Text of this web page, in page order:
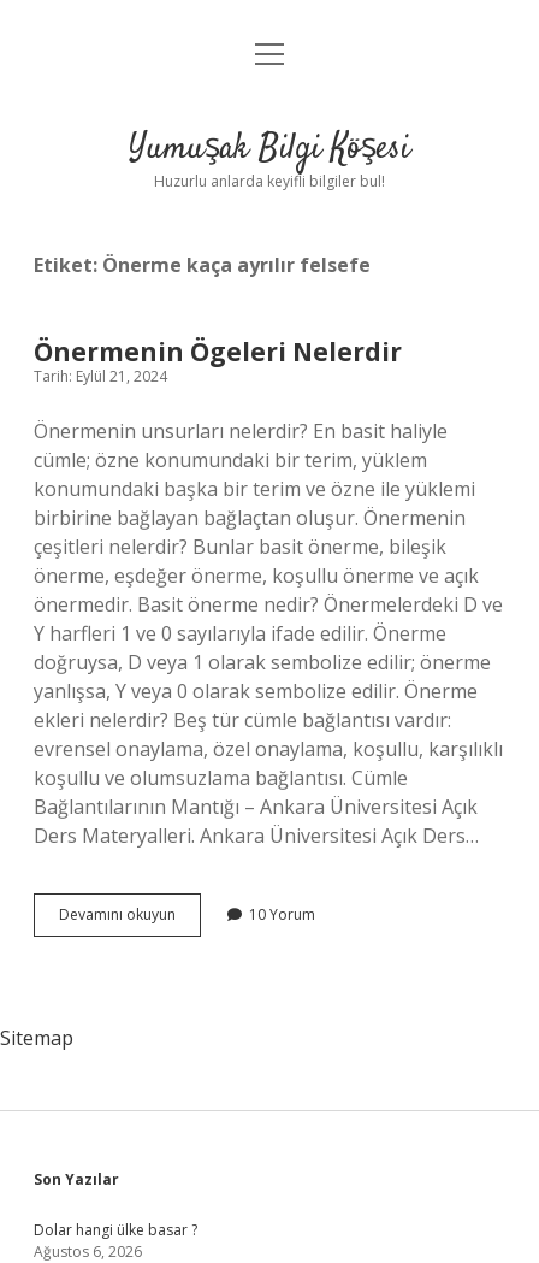
Anasayfa
Yasal Uyarı
menüyü
Yumuşak Bilgi Köşesi
Huzurlu anlarda keyifli bilgiler bul!
Etiket: Önerme kaça ayrılır felsefe
Önermenin Ögeleri Nelerdir
Tarih: Eylül 21, 2024
Önermenin unsurları nelerdir? En basit haliyle
cümle; özne konumundaki bir terim, yüklem
konumundaki başka bir terim ve özne ile yüklemi
birbirine bağlayan bağlaçtan oluşur. Önermenin
çeşitleri nelerdir? Bunlar basit önerme, bileşik
önerme, eşdeğer önerme, koşullu önerme ve açık
önermedir. Basit önerme nedir? Önermelerdeki D ve
Y harfleri 1 ve 0 sayılarıyla ifade edilir. Önerme
doğruysa, D veya 1 olarak sembolize edilir; önerme
yanlışsa, Y veya 0 olarak sembolize edilir. Önerme
ekleri nelerdir? Beş tür cümle bağlantısı vardır:
evrensel onaylama, özel onaylama, koşullu, karşılıklı
koşullu ve olumsuzlama bağlantısı. Cümle
Bağlantılarının Mantığı – Ankara Üniversitesi Açık
Ders Materyalleri. Ankara Üniversitesi Açık Ders…
Devamını okuyun Önermenin
Ögeleri
10 Yorum
Sitemap
Sidebar
Son Yazılar
Dolar hangi ülke basar ?
Ağustos 6, 2026